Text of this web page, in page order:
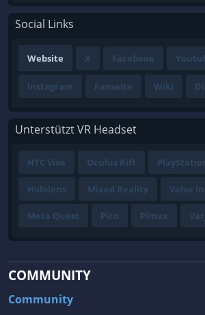
Social Links
Website X Facebook
Instagram Fanseite Wiki
Unterstützt VR Headset
HTC Vive Oculus Rift
Hololens Mixed Reality Valve
Meta Quest Pico Pimax
COMMUNITY
Community